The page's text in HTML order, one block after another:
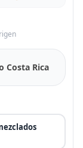
Costa Rica